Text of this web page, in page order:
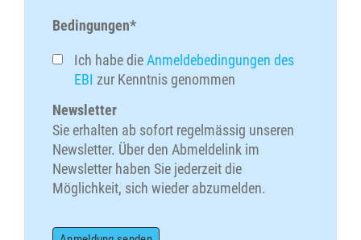
Bedingungen*
Ich habe dieAnmeldebedingungen des
EBI zur Kenntnis genommen
Newsletter
Sie erhalten ab sofort regelmässig unseren
Newsletter. Über den Abmeldelink im
Newsletter haben Sie jederzeit die
Möglichkeit, sich wieder abzumelden.